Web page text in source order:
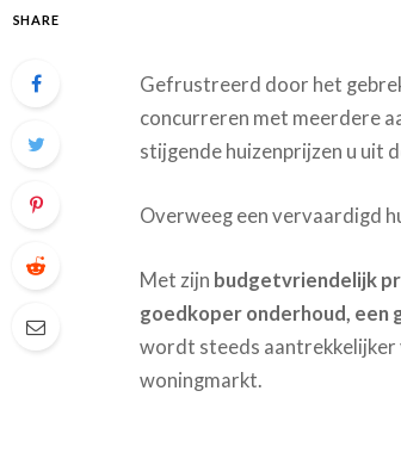
SHARE
Gefrustreerd door het
concurreren met meerdere
stijgende huizenprijzen u uit
Overweeg een vervaardigd
Met zijn budgetvriendelijk
goedkoper onderhoud, een
wordt steeds aantrekkelijker
woningmarkt.